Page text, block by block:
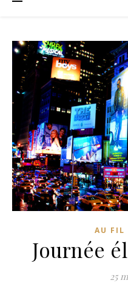
AU FIL
Journée
25